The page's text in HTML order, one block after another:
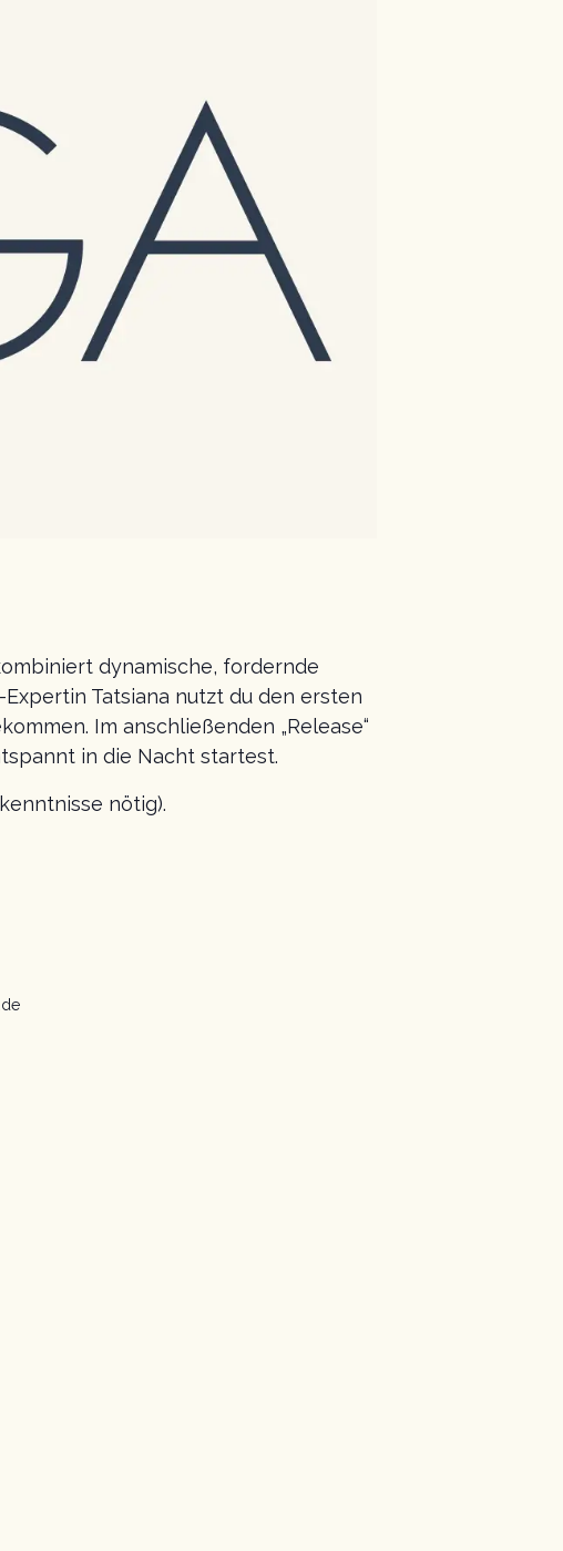
dynamische, fordernde
Tatsiana nutzt du den ersten
Im anschließenden „Release“
in die Nacht startest.
nötig).